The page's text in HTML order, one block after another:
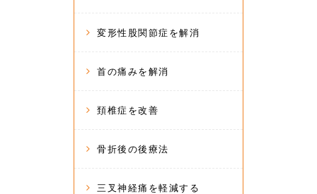
変形性股関節症を解消
首の痛みを解消
頚椎症を改善
骨折後の後療法
三叉神経痛を軽減する